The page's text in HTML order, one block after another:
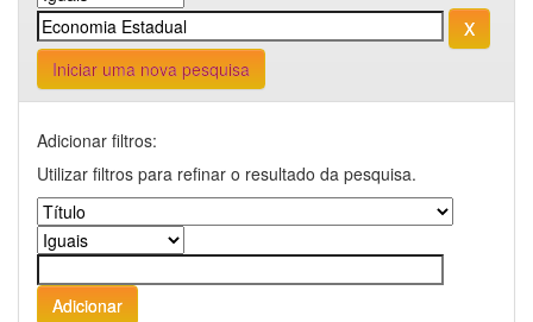
Iniciar uma nova pesquisa
Adicionar filtros:
Utilizar filtros para refinar o resultado da pesquisa.